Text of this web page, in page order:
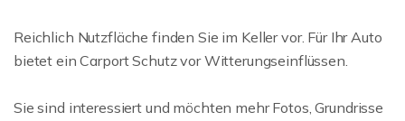
Reichlich Nutzfläche finden Sie im Keller vor. Für Ihr Auto
bietet ein Carport Schutz vor Witterungseinflüssen.
Sie sind interessiert und möchten mehr Fotos, Grundrisse